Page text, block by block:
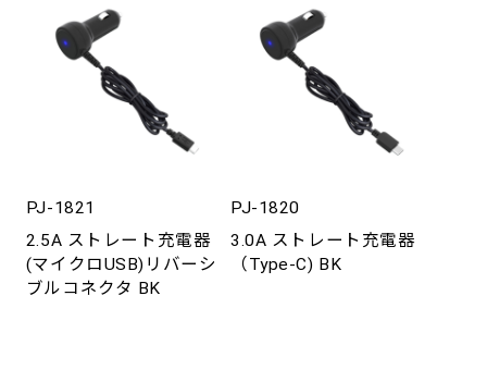
PJ-1821
2.5A ストレート充電器
(マイクロUSB)リバーシ
ブルコネクタ BK
PJ-1820
3.0A ストレート充電器
（Type-C) BK